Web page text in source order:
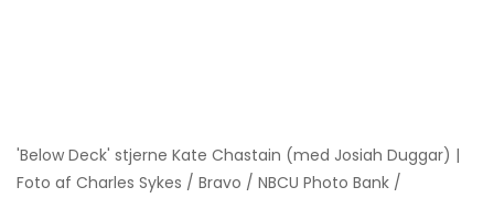
'Below Deck' stjerne Kate Chastain (med Josiah Duggar) |
Foto af Charles Sykes / Bravo / NBCU Photo Bank /